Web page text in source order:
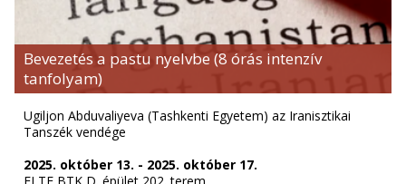
Bevezetés a pastu nyelvbe (8 órás intenzív
tanfolyam)
Ugiljon Abduvaliyeva (Tashkenti Egyetem) az Iranisztikai
Tanszék vendége
2025. október 13. - 2025. október 17.